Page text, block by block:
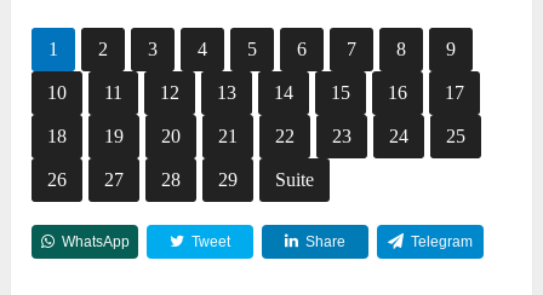
1 2 3 4 5 6 7 8 9
10 11 12 13 14 15 16 17
18 19 20 21 22 23 24 25
26 27 28 29 Suite
WhatsApp Tweet Share Telegram